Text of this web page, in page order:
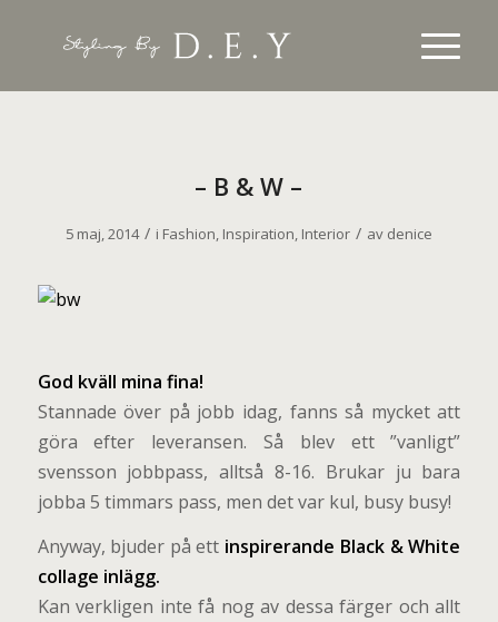
– B & W –
5 maj, 2014 / i Fashion, Inspiration, Interior / av denice
God kväll mina fina!
Stannade över på jobb idag, fanns så mycket att
göra efter leveransen. Så blev ett ”vanligt”
svensson jobbpass, alltså 8-16. Brukar ju bara
jobba 5 timmars pass, men det var kul, busy busy!
Anyway, bjuder på ett inspirerande Black & White
collage inlägg.
Kan verkligen inte få nog av dessa färger och allt